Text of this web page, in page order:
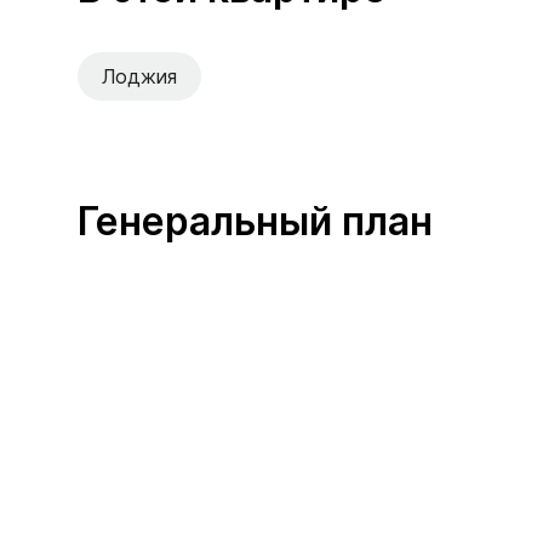
Лоджия
Генеральный план